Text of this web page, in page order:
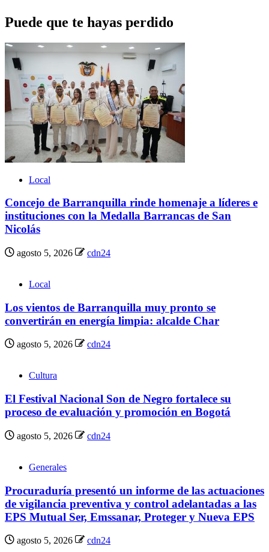
Puede que te hayas perdido
Local
Concejo de Barranquilla rinde homenaje a líderes e
instituciones con la Medalla Barrancas de San
Nicolás
agosto 5, 2026 cdn24
Local
Los vientos de Barranquilla muy pronto se
convertirán en energía limpia: alcalde Char
agosto 5, 2026 cdn24
Cultura
El Festival Nacional Son de Negro fortalece su
proceso de evaluación y promoción en Bogotá
agosto 5, 2026 cdn24
Generales
Procuraduría presentó un informe de las actuaciones
de vigilancia preventiva y control adelantadas a las
EPS Mutual Ser, Emssanar, Proteger y Nueva EPS
agosto 5, 2026 cdn24